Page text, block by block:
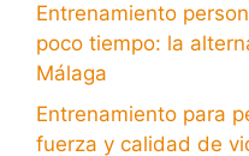
Entrenamiento
poco tiempo: la
Málaga
Entrenamiento para
fuerza y calidad de